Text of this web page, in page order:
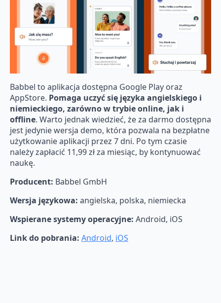
Babbel to aplikacja dostępna Google Play oraz
AppStore. Pomaga uczyć się języka angielskiego i
niemieckiego, zarówno w trybie online, jak i
offline. Warto jednak wiedzieć, że za darmo dostępna
jest jedynie wersja demo, która pozwala na bezpłatne
użytkowanie aplikacji przez 7 dni. Po tym czasie
należy zapłacić 11,99 zł za miesiąc, by kontynuować
naukę.
Producent: Babbel GmbH
Wersja językowa: angielska, polska, niemiecka
Wspierane systemy operacyjne: Android, iOS
Link do pobrania: Android, iOS